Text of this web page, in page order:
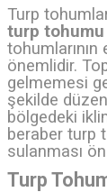
Turp
turp tohumu
önemlidir.
gelmemesi
şekilde
bölgedeki
beraber turp
sulanması
Turp